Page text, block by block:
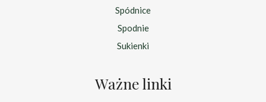
Spódnice
Spodnie
Sukienki
Ważne linki